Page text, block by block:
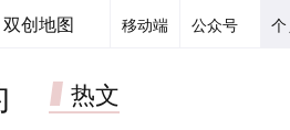
公众号
移动端
双创地图
热文